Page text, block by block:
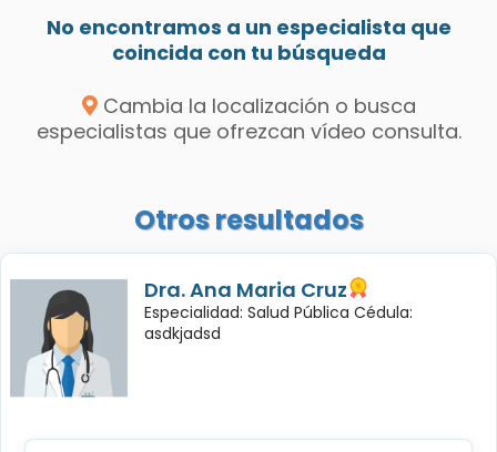
No encontramos a un especialista que
coincida con tu búsqueda
Cambia la localización o busca
especialistas que ofrezcan vídeo consulta.
Otros resultados
Dra. Ana Maria Cruz
Especialidad: Salud Pública Cédula:
asdkjadsd